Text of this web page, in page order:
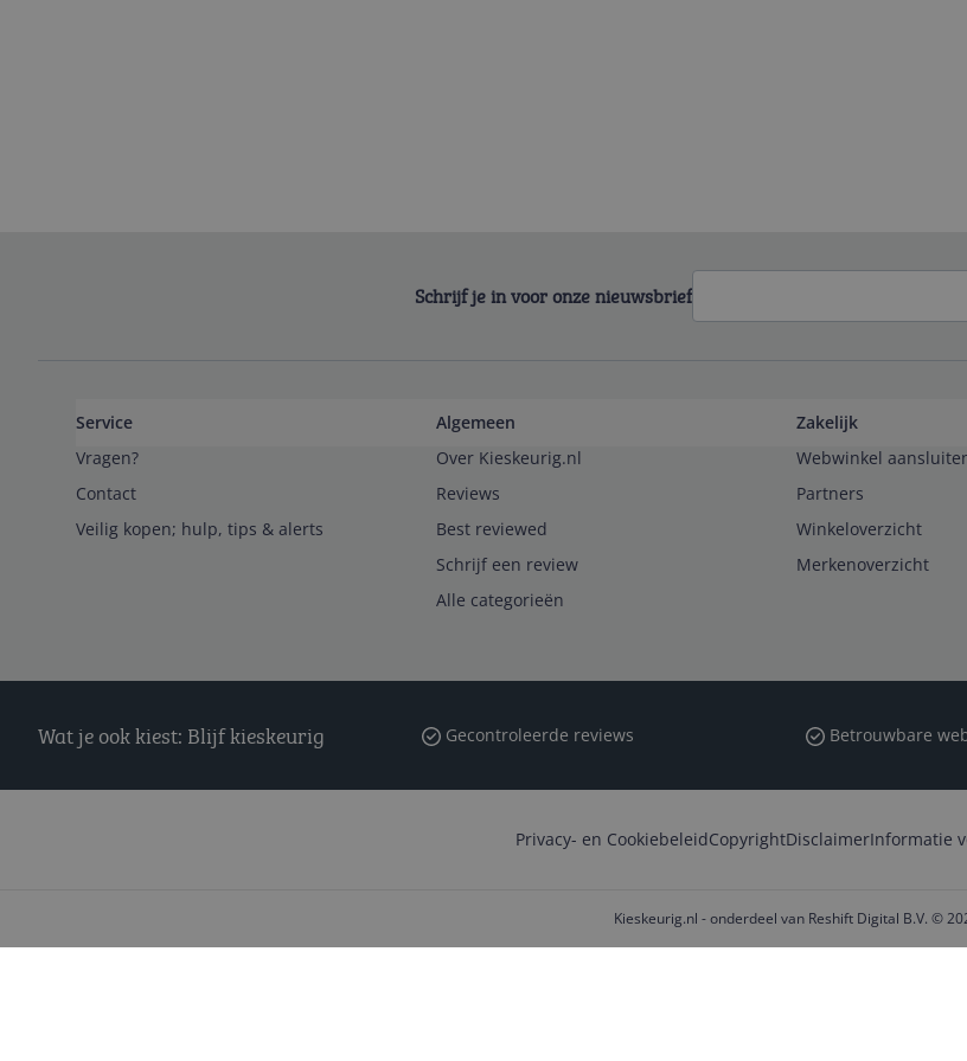
Schrijf je in voor onze nieuwsbrief
Service
Vragen?
Contact
Veilig kopen; hulp, tips & alerts
Algemeen
Over Kieskeurig.nl
Reviews
Best reviewed
Schrijf een review
Alle categorieën
Zakelijk
Webwinkel
Partners
Winkeloverzicht
Merkenoverzicht
Wat je ook kiest: Blijf kieskeurig Gecontroleerde reviews Betrouwbare
Privacy- en CookiebeleidCopyrightDisclaimerInformatie
Kieskeurig.nl - onderdeel van Reshift Digital B.V. ©